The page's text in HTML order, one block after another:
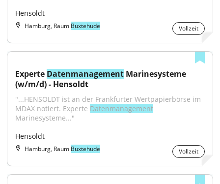
Hensoldt
Hamburg, Raum Buxtehude Vollzeit
Experte Datenmanagement Marinesysteme
(w/m/d) - Hensoldt
"...HENSOLDT ist an der Frankfurter Wertpapierbörse im
MDAX notiert. Experte Datenmanagement
Marinesysteme..."
Hensoldt
Hamburg, Raum Buxtehude Vollzeit